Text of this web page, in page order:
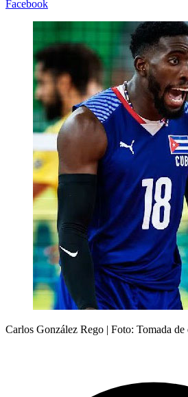
Facebook
Carlos González Rego | Foto: Tomada